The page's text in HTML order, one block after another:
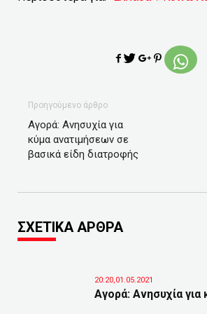
Προηγούμενο άρθρο
Αγορά: Ανησυχία για
κύμα ανατιμήσεων σε
βασικά είδη διατροφής
ΣΧΕΤΙΚΑ ΑΡΘΡΑ
20:20,01.05.2021
Αγορά: Ανησυχία για